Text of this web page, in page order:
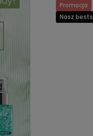
Promocja
Nasz